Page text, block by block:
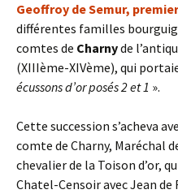
Geoffroy de Semur,
différentes familles
comtes de Charnyde
(XIIIème-XIVème), qui
écussons d’or posés 2 et 1 ».
Cette succession s’acheva
comte de Charny, Maréchal
chevalier de la Toison d’or,
Chatel-Censoir avec Jean